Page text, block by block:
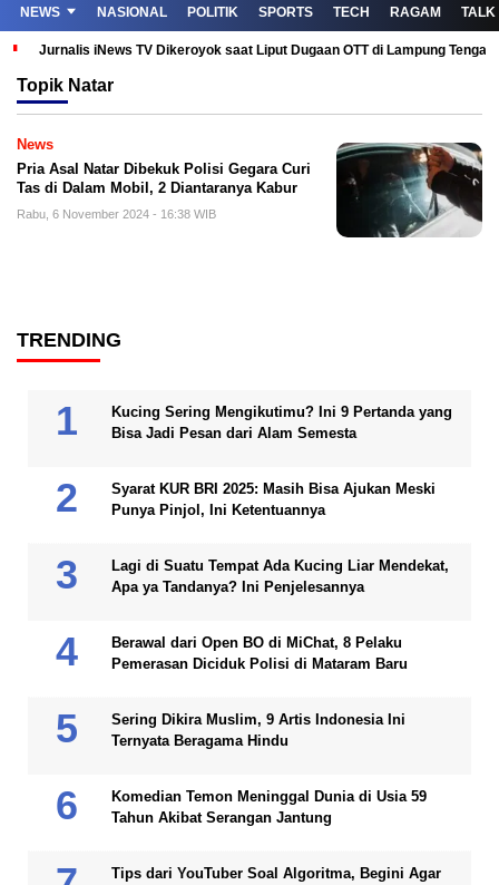
NEWS NASIONAL POLITIK SPORTS TECH RAGAM TALK
Jurnalis iNews TV Dikeroyok saat Liput Dugaan OTT di Lampung
Topik Natar
News
Pria Asal Natar Dibekuk Polisi Gegara Curi
Tas di Dalam Mobil, 2 Diantaranya Kabur
Rabu, 6 November 2024 - 16:38 WIB
TRENDING
Kucing Sering Mengikutimu? Ini 9 Pertanda yang
Bisa Jadi Pesan dari Alam Semesta
Syarat KUR BRI 2025: Masih Bisa Ajukan Meski
Punya Pinjol, Ini Ketentuannya
Lagi di Suatu Tempat Ada Kucing Liar Mendekat,
Apa ya Tandanya? Ini Penjelesannya
Berawal dari Open BO di MiChat, 8 Pelaku
Pemerasan Diciduk Polisi di Mataram Baru
Sering Dikira Muslim, 9 Artis Indonesia Ini
Ternyata Beragama Hindu
Komedian Temon Meninggal Dunia di Usia 59
Tahun Akibat Serangan Jantung
Tips dari YouTuber Soal Algoritma, Begini Agar